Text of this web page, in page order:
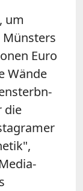
um
Euro
Wände
die